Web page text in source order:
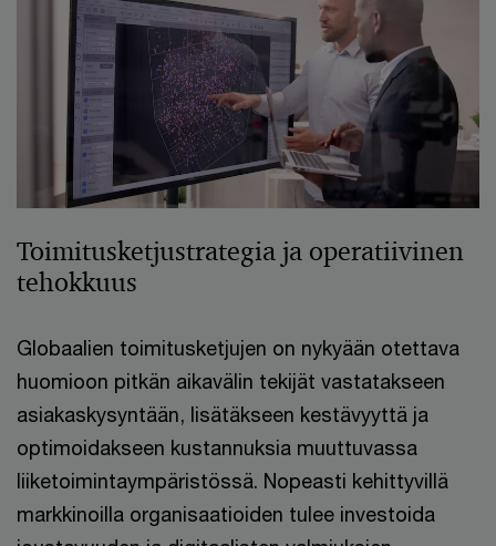
Toimitusketjustrategia ja operatiivinen
tehokkuus
Globaalien toimitusketjujen on nykyään otettava
huomioon pitkän aikavälin tekijät vastatakseen
asiakaskysyntään, lisätäkseen kestävyyttä ja
optimoidakseen kustannuksia muuttuvassa
liiketoimintaympäristössä. Nopeasti kehittyvillä
markkinoilla organisaatioiden tulee investoida